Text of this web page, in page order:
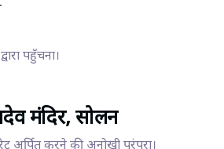
पहुँचना।
मंदिर, सोलन